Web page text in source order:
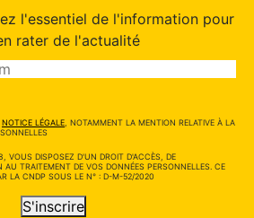
l'essentiel de l'information pour
rater de l'actualité
NOTICE LÉGALE , NOTAMMENT LA MENTION RELATIVE À LA
VOUS DISPOSEZ D'UN DROIT D'ACCÈS, DE
AU TRAITEMENT DE VOS DONNÉES PERSONNELLES. CE
LA CNDP SOUS LE N° : D-M-52/2020
S'inscrire